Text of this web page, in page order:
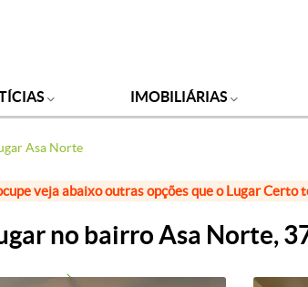
IMOBILIÁRIAS
Asa Norte
veja abaixo outras opções que o Lugar Certo
no bairro Asa Norte,